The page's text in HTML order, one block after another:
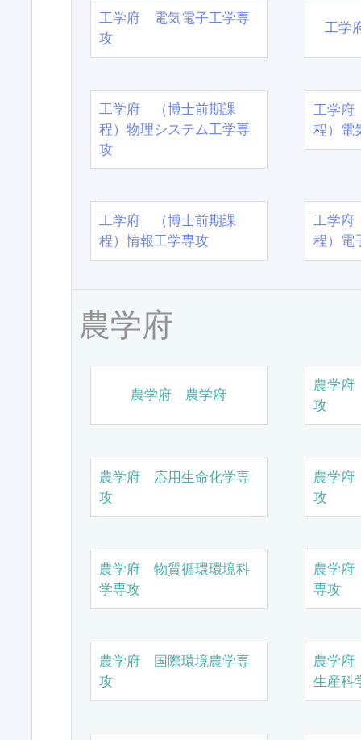
工学府 電気電子工学専
攻
工学
工学府 （博士前期課
程）物理システム工学専
攻
工学
程）電
工学府 （博士前期課
程）情報工学専攻
工学
程）電
農学府
農学府 農学府
農学
攻
農学府 応用生命化学専
攻
農学
攻
農学府 物質循環環境科
学専攻
農学
専攻
農学府 国際環境農学専
攻
農学
生産科